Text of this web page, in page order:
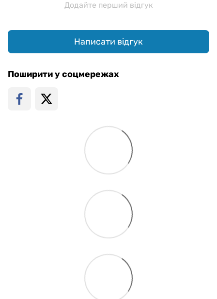
Додайте перший відгук
Написати відгук
Поширити у соцмережах